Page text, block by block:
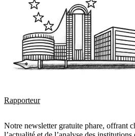
Rapporteur
Notre newsletter gratuite phare, offrant